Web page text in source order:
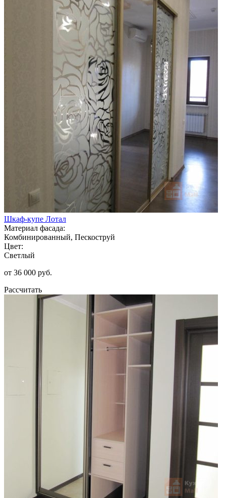
Шкаф-купе Лотал
Материал фасада:
Комбинированный, Пескоструй
Цвет:
Светлый
от 36 000 руб.
Рассчитать